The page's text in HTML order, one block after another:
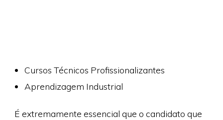
Cursos Técnicos Profissionalizantes
Aprendizagem Industrial
É extremamente essencial que o candidato que